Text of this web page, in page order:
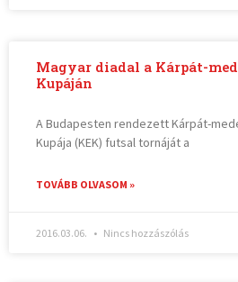
Magyar diadal a Kárpát-
Kupáján
A Budapesten rendezett Kárpát-
Kupája (KEK) futsal tornáját a
TOVÁBB OLVASOM »
2016.03.06. Nincs hozzászólás